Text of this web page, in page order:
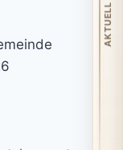
AKTUELL